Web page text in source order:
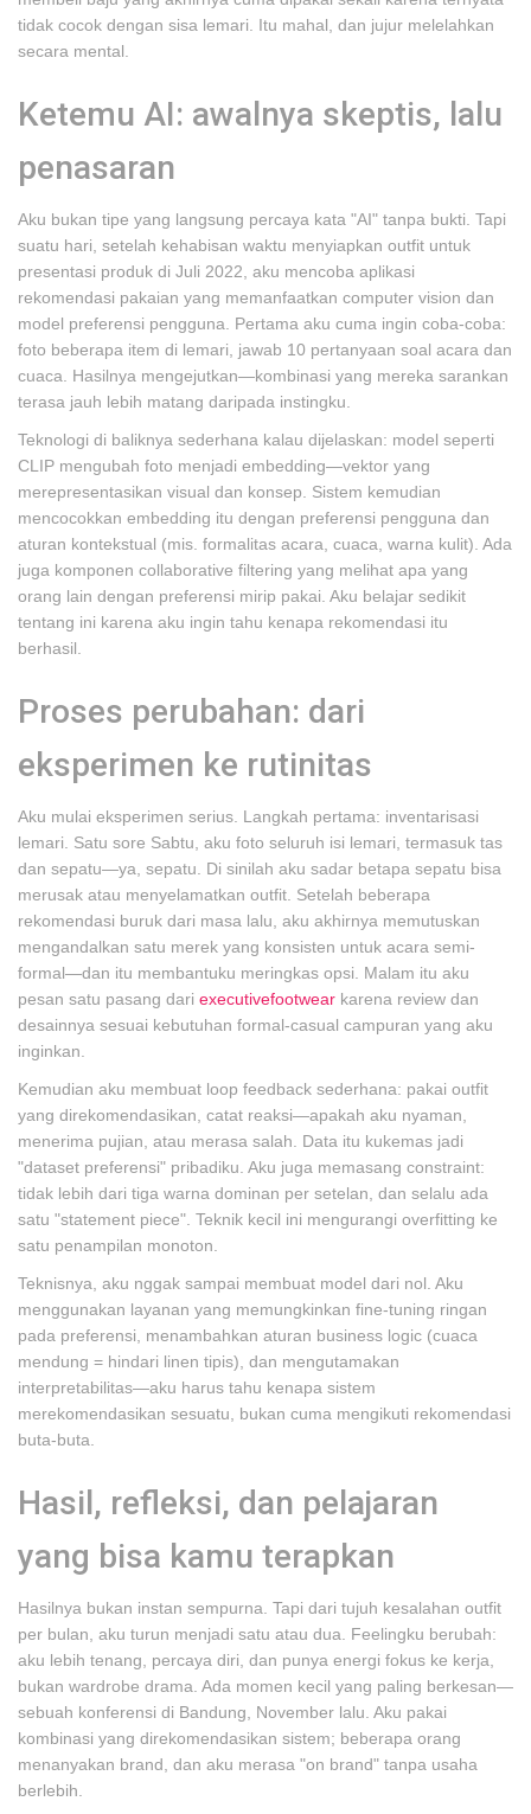
tidak cocok dengan sisa lemari. Itu mahal, dan jujur melelahkan
secara mental.
Ketemu AI: awalnya skeptis, lalu
penasaran
Aku bukan tipe yang langsung percaya kata "AI" tanpa bukti. Tapi
suatu hari, setelah kehabisan waktu menyiapkan outfit untuk
presentasi produk di Juli 2022, aku mencoba aplikasi
rekomendasi pakaian yang memanfaatkan computer vision dan
model preferensi pengguna. Pertama aku cuma ingin coba-coba:
foto beberapa item di lemari, jawab 10 pertanyaan soal acara dan
cuaca. Hasilnya mengejutkan—kombinasi yang mereka sarankan
terasa jauh lebih matang daripada instingku.
Teknologi di baliknya sederhana kalau dijelaskan: model seperti
CLIP mengubah foto menjadi embedding—vektor yang
merepresentasikan visual dan konsep. Sistem kemudian
mencocokkan embedding itu dengan preferensi pengguna dan
aturan kontekstual (mis. formalitas acara, cuaca, warna kulit). Ada
juga komponen collaborative filtering yang melihat apa yang
orang lain dengan preferensi mirip pakai. Aku belajar sedikit
tentang ini karena aku ingin tahu kenapa rekomendasi itu
berhasil.
Proses perubahan: dari
eksperimen ke rutinitas
Aku mulai eksperimen serius. Langkah pertama: inventarisasi
lemari. Satu sore Sabtu, aku foto seluruh isi lemari, termasuk tas
dan sepatu—ya, sepatu. Di sinilah aku sadar betapa sepatu bisa
merusak atau menyelamatkan outfit. Setelah beberapa
rekomendasi buruk dari masa lalu, aku akhirnya memutuskan
mengandalkan satu merek yang konsisten untuk acara semi-
formal—dan itu membantuku meringkas opsi. Malam itu aku
pesan satu pasang dari executivefootwear karena review dan
desainnya sesuai kebutuhan formal-casual campuran yang aku
inginkan.
Kemudian aku membuat loop feedback sederhana: pakai outfit
yang direkomendasikan, catat reaksi—apakah aku nyaman,
menerima pujian, atau merasa salah. Data itu kukemas jadi
"dataset preferensi" pribadiku. Aku juga memasang constraint:
tidak lebih dari tiga warna dominan per setelan, dan selalu ada
satu "statement piece". Teknik kecil ini mengurangi overfitting ke
satu penampilan monoton.
Teknisnya, aku nggak sampai membuat model dari nol. Aku
menggunakan layanan yang memungkinkan fine-tuning ringan
pada preferensi, menambahkan aturan business logic (cuaca
mendung = hindari linen tipis), dan mengutamakan
interpretabilitas—aku harus tahu kenapa sistem
merekomendasikan sesuatu, bukan cuma mengikuti rekomendasi
buta-buta.
Hasil, refleksi, dan pelajaran
yang bisa kamu terapkan
Hasilnya bukan instan sempurna. Tapi dari tujuh kesalahan outfit
per bulan, aku turun menjadi satu atau dua. Feelingku berubah:
aku lebih tenang, percaya diri, dan punya energi fokus ke kerja,
bukan wardrobe drama. Ada momen kecil yang paling berkesan—
sebuah konferensi di Bandung, November lalu. Aku pakai
kombinasi yang direkomendasikan sistem; beberapa orang
menanyakan brand, dan aku merasa "on brand" tanpa usaha
berlebih.